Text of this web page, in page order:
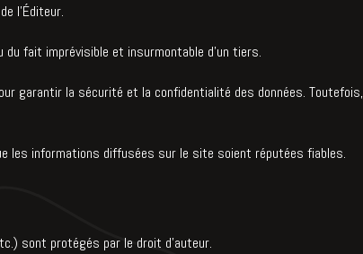
l’Éditeur.
du fait imprévisible et insurmontable d'un tiers.
garantir la sécurité et la confidentialité des données. Toutefois,
les informations diffusées sur le site soient réputées fiables.
sont protégés par le droit d’auteur.